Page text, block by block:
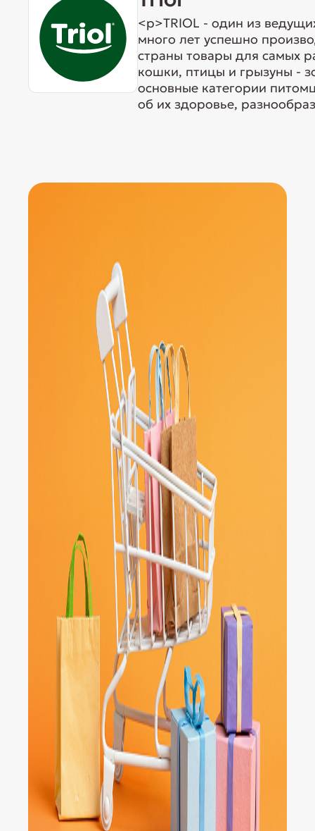
<p>TRIOL - один из
много лет успешно
страны товары для самых
кошки, птицы и грызуны -
основные категории
об их здоровье,